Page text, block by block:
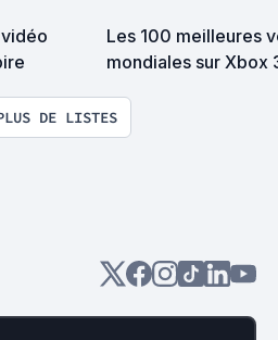
Les 100 meilleures
mondiales sur Xbox
DE LISTES